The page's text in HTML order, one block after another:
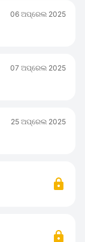
06 ଅପ୍ରେଲ 2025
07 ଅପ୍ରେଲ 2025
25 ଅପ୍ରେଲ 2025